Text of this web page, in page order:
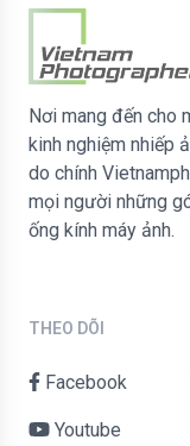
Nơi mang đến cho
kinh nghiệm nhiếp
do chính
mọi người những
ống kính máy ảnh.
THEO DÕI
Facebook
Youtube